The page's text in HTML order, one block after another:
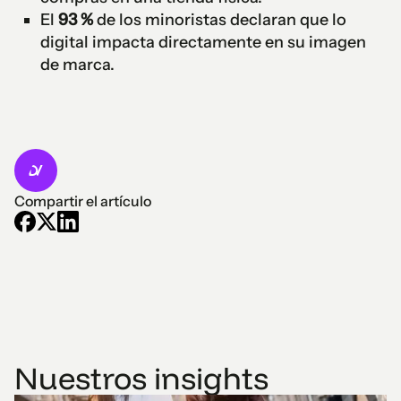
El 93 %de los minoristas declaran que lo
digital impacta directamente en su imagen
de marca.
Compartir el artículo
Nuestros insights